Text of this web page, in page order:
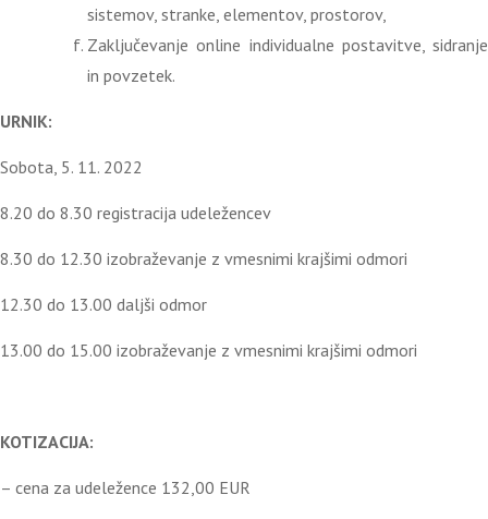
sistemov, stranke, elementov, prostorov,
Zaključevanje online individualne postavitve, sidranje
in povzetek.
URNIK:
Sobota, 5. 11. 2022
8.20 do 8.30 registracija udeležencev
8.30 do 12.30 izobraževanje z vmesnimi krajšimi odmori
12.30 do 13.00 daljši odmor
13.00 do 15.00 izobraževanje z vmesnimi krajšimi odmori
KOTIZACIJA:
– cena za udeležence 132,00 EUR